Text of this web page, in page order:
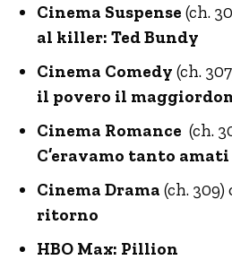
Cinema Suspense (ch.
al killer: Ted Bundy
Cinema Comedy (ch.
il povero il
Cinema Romance (ch.
C’eravamo tanto amati
Cinema Drama (ch. 309)
ritorno
HBO Max: Pillion